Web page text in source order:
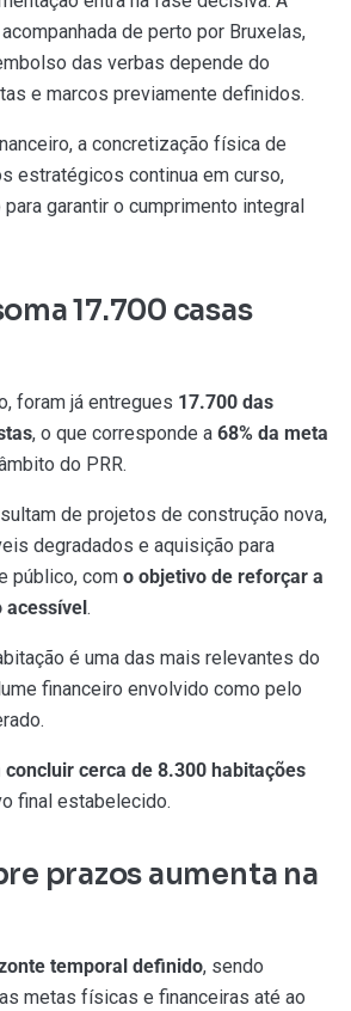
de perto por Bruxelas,
das verbas depende do
e marcos previamente definidos.
a concretização física de
estratégicos continua em curso,
garantir o cumprimento integral
17.700 casas
foram já entregues 17.700 das
, o que corresponde a 68% da meta
do PRR.
de projetos de construção nova,
degradados e aquisição para
público, com o objetivo de reforçar a
.
é uma das mais relevantes do
financeiro envolvido como pelo
cerca de 8.300 habitações
final estabelecido.
prazos aumenta na
temporal definido, sendo
metas físicas e financeiras até ao